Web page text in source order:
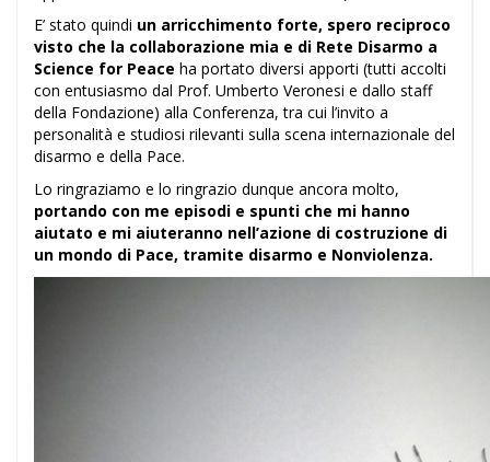
E’ stato quindi un arricchimento forte, spero reciproco
visto che la collaborazione mia e di Rete Disarmo a
Science for Peace ha portato diversi apporti (tutti accolti
con entusiasmo dal Prof. Umberto Veronesi e dallo staff
della Fondazione) alla Conferenza, tra cui l’invito a
personalità e studiosi rilevanti sulla scena internazionale del
disarmo e della Pace.
Lo ringraziamo e lo ringrazio dunque ancora molto,
portando con me episodi e spunti che mi hanno
aiutato e mi aiuteranno nell’azione di costruzione di
un mondo di Pace, tramite disarmo e Nonviolenza.